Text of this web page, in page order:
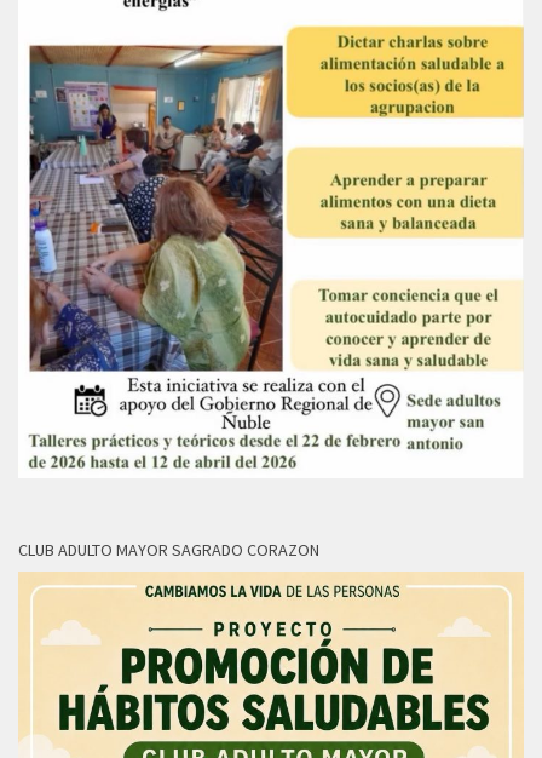
CLUB ADULTO MAYOR SAGRADO CORAZON